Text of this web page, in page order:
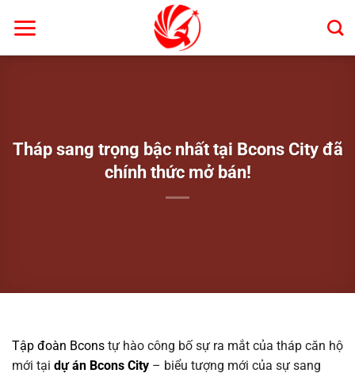
qua
Tháp sang trọng bậc nhất tại Bcons City đã
chính thức mở bán!
Tập đoàn Bcons tự hào công bố sự ra mắt của tháp căn hộ
mới tại dự án Bcons City – biểu tượng mới của sự sang